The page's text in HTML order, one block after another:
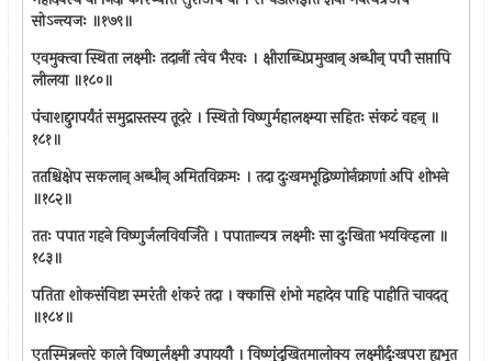
सोऽन्त्यजः ॥१७९॥
एवमुक्त्वा स्थिता लक्ष्मीः तदानीं त्वेव भैरवः । क्षीराब्धिप्रमुखान् अब्धीन् पपौ सप्तापि
लीलया ॥१८०॥
पंचाशद्दुगपर्यंतं समुद्रास्तस्य तूदरे । स्थितो विष्णुर्महालक्ष्म्या सहितः संकटं वहन् ॥
१८१॥
ततश्चिक्षेप सकलान् अब्धीन् अमितविक्रमः । तदा दुःखमभूद्विष्णोर्नक्राणां अपि शोभने
॥१८२॥
ततः पपात गहने विष्णुर्जलविवर्जिते । पपातान्यत्र लक्ष्मीः सा दुःखिता भयविव्हला ॥
१८३॥
पतिता शोकसंविष्टा स्मरंती शंकरं तदा । क्कासि शंभो महादेव पाहि पाहीति चावदत्
॥१८४॥
एतस्मिन्नन्तरे काले विष्णुर्लक्ष्मी उपाययौ । विष्णुंदुखितमालोक्य लक्ष्मीर्दुःखपरा ह्यभूत